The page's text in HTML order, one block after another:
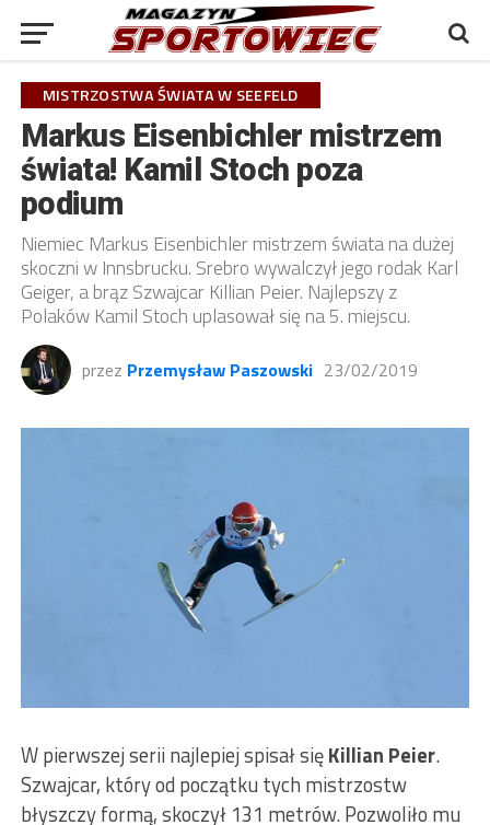
MISTRZOSTWA ŚWIATA W SEEFELD
Markus Eisenbichler mistrzem
świata! Kamil Stoch poza
podium
Niemiec Markus Eisenbichler mistrzem świata na dużej
skoczni w Innsbrucku. Srebro wywalczył jego rodak Karl
Geiger, a brąz Szwajcar Killian Peier. Najlepszy z
Polaków Kamil Stoch uplasował się na 5. miejscu.
przez Przemysław Paszowski 23/02/2019
W pierwszej serii najlepiej spisał sięKillian Peier.
Szwajcar, który od początku tych mistrzostw
błyszczy formą, skoczył 131 metrów. Pozwoliło mu